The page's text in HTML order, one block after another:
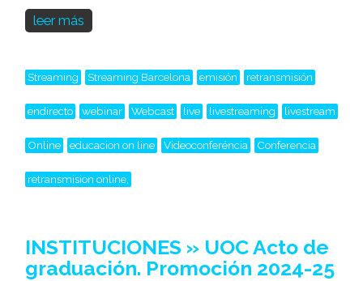
leer más
Streaming Streaming Barcelona emisión retransmisión
endirecto webinar Webcast live livestreaming livestream
Online educacion on line Videoconferéncia Conferencia
retransmision online,
INSTITUCIONES » UOC Acto de
graduación. Promoción 2024-25